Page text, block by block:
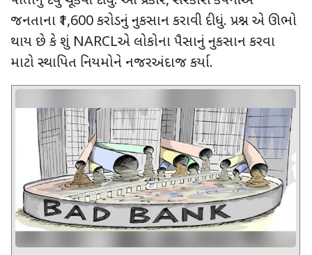
જનતાના ₹1,600કરોડનું નુકસાન કરાવી દીધું. પ્રશ્ન એ ઊભો
થાય છે કે શું NARCLએ લોકોના પૈસાનું નુકસાન કરવા
માટો સ્થાપિત નિયમોને નજરઅંદાજ કર્યા.